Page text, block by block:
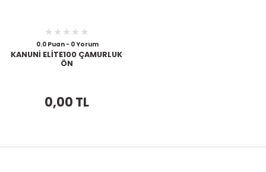
0.0 Puan - 0 Yorum
KANUNİ ELİTE100 ÇAMURLUK
ÖN
0,00 TL